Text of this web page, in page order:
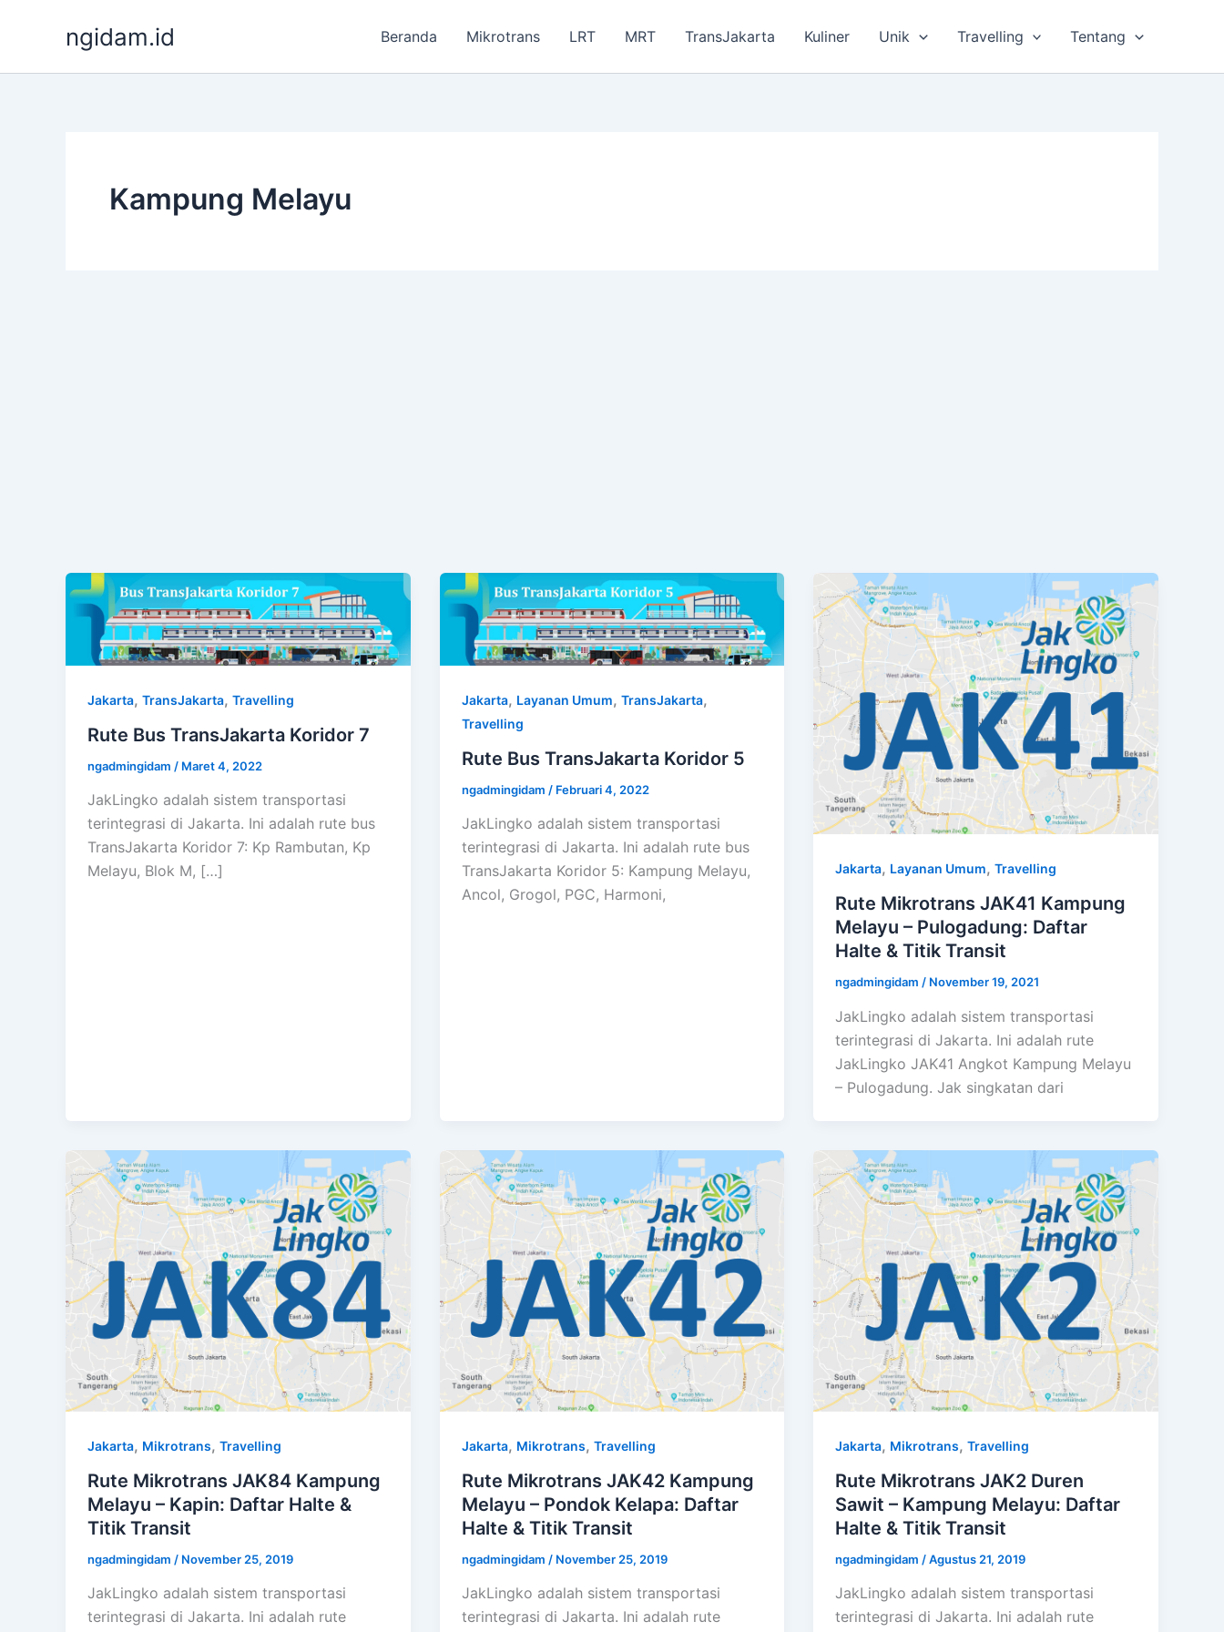
ngidam.id Beranda Mikrotrans LRT MRT TransJakarta Kuliner Unik Travelling Tentang
Kampung Melayu
Jakarta, TransJakarta, Travelling
Rute Bus TransJakarta Koridor 7
ngadmingidam / Maret 4, 2022
JakLingko adalah sistem transportasi
terintegrasi di Jakarta. Ini adalah rute bus
TransJakarta Koridor 7: Kp Rambutan, Kp
Melayu, Blok M, […]
Jakarta, Layanan Umum, TransJakarta,
Travelling
Rute Bus TransJakarta Koridor 5
ngadmingidam / Februari 4, 2022
JakLingko adalah sistem transportasi
terintegrasi di Jakarta. Ini adalah rute bus
TransJakarta Koridor 5: Kampung Melayu,
Ancol, Grogol, PGC, Harmoni,
Jakarta, Layanan Umum,Travelling
Rute Mikrotrans JAK41 Kampung
Melayu – Pulogadung: Daftar
Halte & Titik Transit
ngadmingidam / November 19, 2021
JakLingko adalah sistem transportasi
terintegrasi di Jakarta. Ini adalah rute
JakLingko JAK41 Angkot Kampung Melayu
– Pulogadung. Jak singkatan dari
Jakarta, Mikrotrans, Travelling
Rute Mikrotrans JAK84 Kampung
Melayu – Kapin: Daftar Halte &
Titik Transit
ngadmingidam / November 25, 2019
JakLingko adalah sistem transportasi
terintegrasi di Jakarta. Ini adalah rute
Jakarta, Mikrotrans, Travelling
Rute Mikrotrans JAK42 Kampung
Melayu – Pondok Kelapa: Daftar
Halte & Titik Transit
ngadmingidam / November 25, 2019
JakLingko adalah sistem transportasi
terintegrasi di Jakarta. Ini adalah rute
Jakarta, Mikrotrans,Travelling
Rute Mikrotrans JAK2 Duren
Sawit – Kampung Melayu: Daftar
Halte & Titik Transit
ngadmingidam /Agustus 21, 2019
JakLingko adalah sistem transportasi
terintegrasi di Jakarta. Ini adalah rute